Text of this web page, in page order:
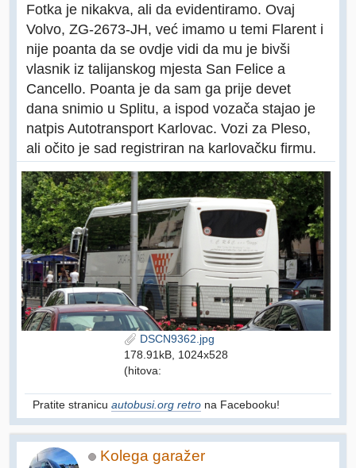
Fotka je nikakva, ali da evidentiramo. Ovaj
Volvo, ZG-2673-JH, već imamo u temi Flarent i
nije poanta da se ovdje vidi da mu je bivši
vlasnik iz talijanskog mjesta San Felice a
Cancello. Poanta je da sam ga prije devet
dana snimio u Splitu, a ispod vozača stajao je
natpis Autotransport Karlovac. Vozi za Pleso,
ali očito je sad registriran na karlovačku firmu.
DSCN9362.jpg
178.91kB, 1024x528
(hitova:
Pratite stranicu autobusi.org retro na Facebooku!
Kolega garažer